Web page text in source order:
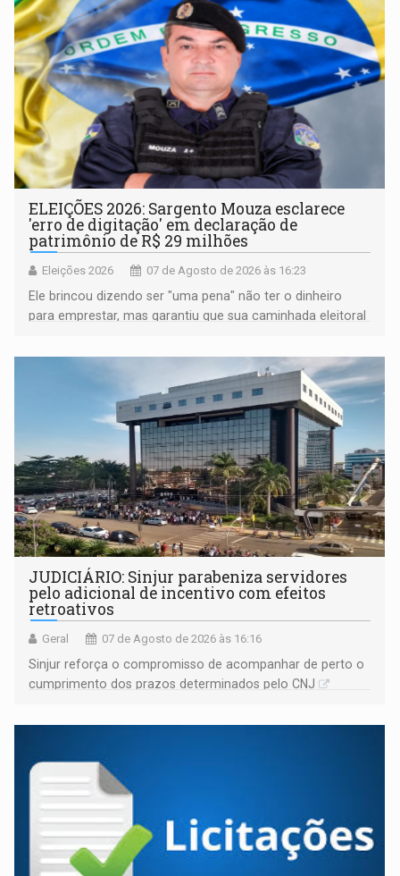
ELEIÇÕES 2026: Sargento Mouza esclarece
'erro de digitação' em declaração de
patrimônio de R$ 29 milhões
Eleições 2026 07 de Agosto de 2026 às 16:23
Ele brincou dizendo ser "uma pena" não ter o dinheiro
para emprestar, mas garantiu que sua caminhada eleitoral
JUDICIÁRIO: Sinjur parabeniza servidores
pelo adicional de incentivo com efeitos
retroativos
Geral 07 de Agosto de 2026 às 16:16
Sinjur reforça o compromisso de acompanhar de perto o
cumprimento dos prazos determinados pelo CNJ